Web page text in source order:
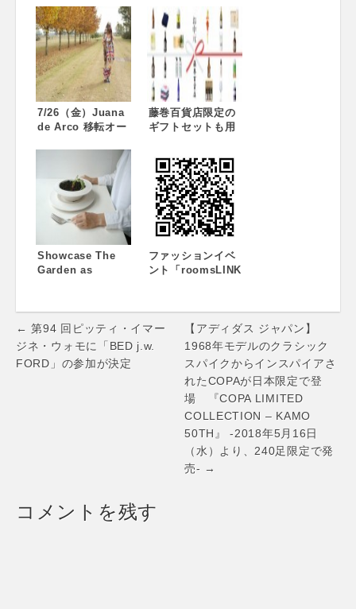
「VANTAN
CUTTING EDGE
2013（東京
ROUND）」開催レ
ポート
7/26（金）Juana
de Arco 移転オー
藤巻百貨店限定の
ギフトセットも用
贈る藤巻百貨店の
お中元
Showcase The
Garden as
ファッションイベ
ント「roomsLINK
ンウェイ＆インス
タレーションスケ
ジュール決定！
Post
navigation
← 第94 回ピッティ・イマー
ジネ・ウォモに「BED j.w.
FORD」の参加が決定
【アディダス ジャパン】
1968年モデルのクラシック
スパイクからインスパイアさ
れたCOPAが日本限定で登
場 『COPA LIMITED
COLLECTION – KAMO
50TH』 -2018年5月16日
（水）より、240足限定で発
売- →
コメントを残す